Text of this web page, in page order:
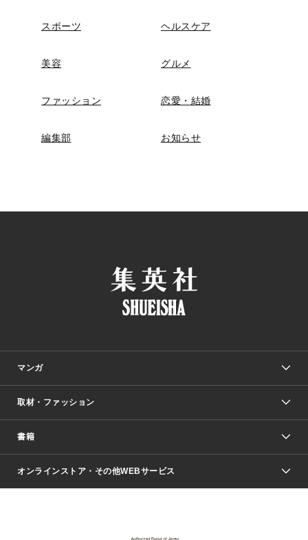
スポーツ ヘルスケア
美容 グルメ
ファッション 恋愛・結婚
編集部 お知らせ
マンガ
少年マンガ
Vジャンプ
週刊ヤングジャンプ
少女マンガ
取材・ファッション
Seventeen
芸能・情報・スポーツ
書籍
文芸・文庫・総合
オンラインストア・その他WEBサービス